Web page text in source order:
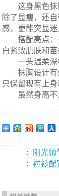
这身黑色
除了显瘦，还
感，更能突显迷
搭配亮点
白紧致肌肤和苗
一头温柔
抹胸设计
只保留现有上
虽然身高
:
阳光
:
衬衫配